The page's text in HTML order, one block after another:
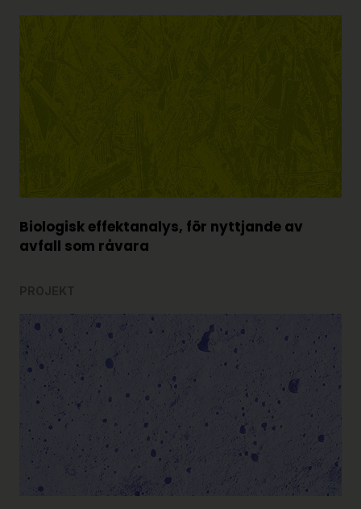
Biologisk effektanalys, för nyttjande av
avfall som råvara